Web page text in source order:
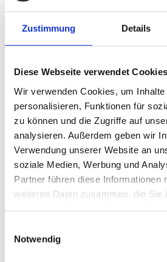
Zustimmung Details
Diese Webseite verwendet Cookies
Wir verwenden Cookies, um
personalisieren, Funktionen für
zu können und die Zugriffe auf
analysieren. Außerdem geben wir
Verwendung unserer Website an
soziale Medien, Werbung und
Partner führen diese Informationen
weiteren Daten zusammen, die Sie
Notwendig
vom Patienten im vollen Umfang
Einige gesetzliche
jedoch abhänig von der
Krankenkassen. Bitte
Krankenkassen eine Verordnung
Auch manche private
Zusatzversicherungen
die Kosten. Dies ist jedoch
Erkundigen Sie sich daher